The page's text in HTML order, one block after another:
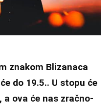
znakom Blizanaca
do 19.5.. U stopu će
ova će nas zračno-